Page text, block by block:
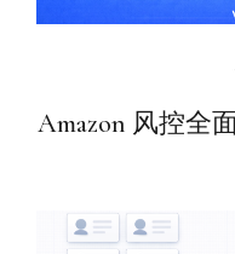
Amazon 风控全